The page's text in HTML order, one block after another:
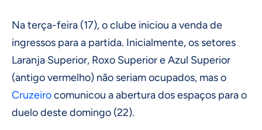
Na terça-feira (17), o clube iniciou a venda de
ingressos para a partida. Inicialmente, os setores
Laranja Superior, Roxo Superior e Azul Superior
(antigo vermelho) não seriam ocupados, mas o
Cruzeirocomunicou a abertura dos espaços para o
duelo deste domingo (22).